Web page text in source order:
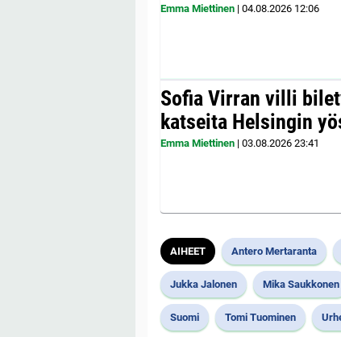
Emma Miettinen | 04.08.2026 12:06
Sofia Virran villi
katseita Helsingin
Emma Miettinen | 03.08.2026 23:41
AIHEET Antero Mertaranta
Jukka Jalonen Mika Saukkonen
Suomi Tomi Tuominen